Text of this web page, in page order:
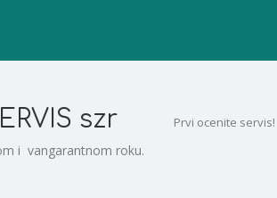
szr
i vangarantnom roku.
Prvi ocenite servis!